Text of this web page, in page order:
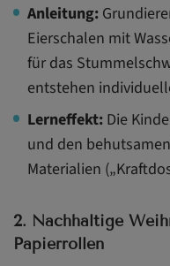
Anleitung:
Eierschalen mit
für das
entstehen
Lerneffekt:Die
und den
Materialien
2. Nachhaltige
Papierrollen